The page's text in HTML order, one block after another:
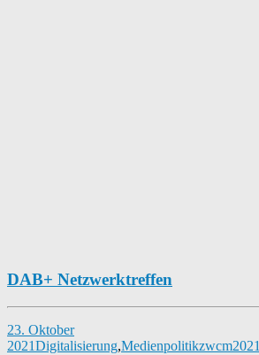
DAB+ Netzwerktreffen
23. Oktober
2021Digitalisierung,Medienpolitikzwcm2021